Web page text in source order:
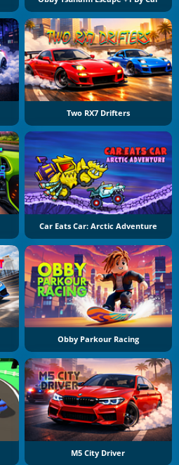
Two RX7 Drifters
Car Eats Car: Arctic Adventure
Obby Parkour Racing
M5 City Driver